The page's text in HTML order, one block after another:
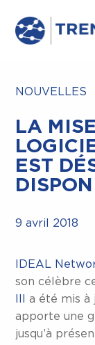
NOUVELLES
LA
EST
9 avril 2018
IDEAL
son célèbre
a été mis à
apporte une
jusqu’à